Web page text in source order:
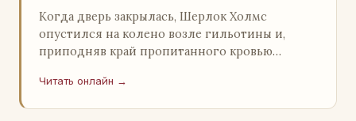
Когда дверь закрылась, Шерлок Холмс
опустился на колено возле гильотины и,
приподняв край пропитанного кровью
скрывался под ним…
Читать онлайн →